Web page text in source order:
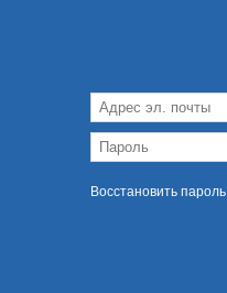
Восстановить пароль